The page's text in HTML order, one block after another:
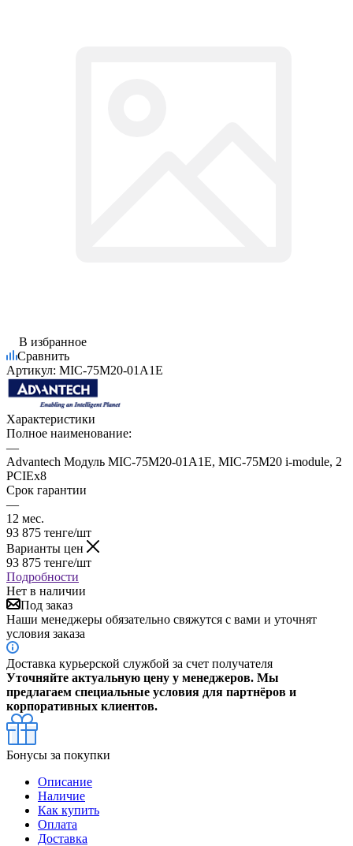
В избранное
Сравнить
Артикул: MIC-75M20-01A1E
Характеристики
Полное наименование:
—
Advantech Модуль MIC-75M20-01A1E, MIC-75M20 i-module, 2
PCIEx8
Срок гарантии
—
12 мес.
93 875 тенге/шт
Варианты цен
93 875 тенге/шт
Подробности
Нет в наличии
Под заказ
Наши менеджеры обязательно свяжутся с вами и уточнят
условия заказа
Доставка курьерской службой за счет получателя
Уточняйте актуальную цену у менеджеров. Мы
предлагаем специальные условия для партнёров и
корпоративных клиентов.
Бонусы за покупки
Описание
Наличие
Как купить
Оплата
Доставка